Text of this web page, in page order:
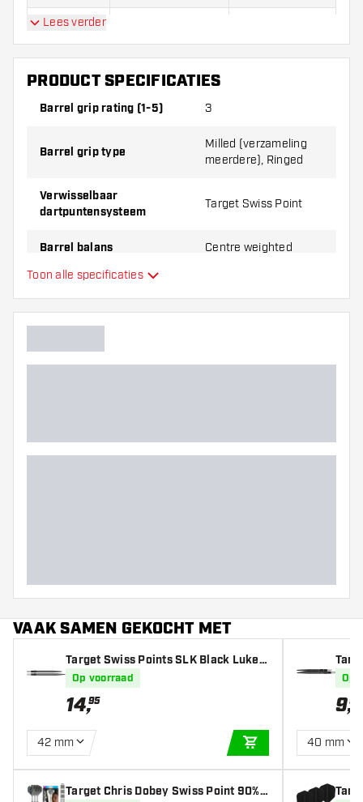
24 Gram
Target Chris Dobey Hollywood Action Swiss Point 90%
Dartpijlen worden standaard geleverd met:
Lees verder
PRODUCT SPECIFICATIES
Barrel grip rating (1-5) 3
Barrel grip type
Milled (verzameling
meerdere), Ringed
Verwisselbaar
dartpuntensysteem
Target Swiss Point
Barrel balans Centre weighted
Materiaal dartpijlen
Dart speler
Toon alle specificaties
VAAK SAMEN GEKOCHT MET
Target Swiss Points SLK Black Luke L
ittler
Op voorraad
14,95
42 mm
IN WINKELWAGEN
Target Chris Dobey Swiss Point 90% -
Op
9,99
40 mm